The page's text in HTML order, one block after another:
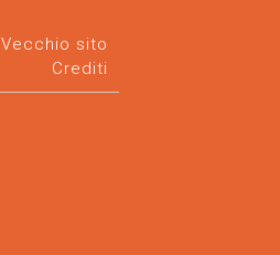
Vecchio sito
Crediti